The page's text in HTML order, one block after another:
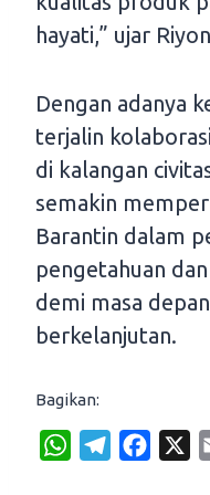
hayati,” ujar
Dengan adanya
terjalin
di kalangan
semakin
Barantin dalam
pengetahuan
demi masa
berkelanjutan.
Bagikan:
W